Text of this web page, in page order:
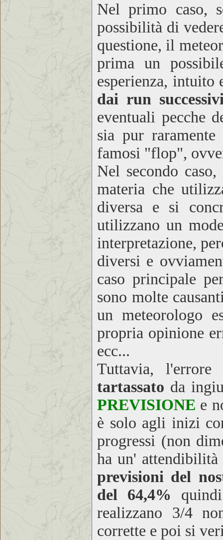
Nel primo caso,
possibilità di
questione, il
prima un
esperienza, intuito
dai run
eventuali pecche
sia pur
famosi "flop",
Nel secondo
materia che
diversa e si
utilizzano un
interpretazione,
diversi e
caso principale
sono molte
un meteorologo
propria opinione
ecc...
Tuttavia,
tartassato da
PREVISIONE e
è solo agli inizi
progressi (non
ha un' attendibilità
previsioni del
del 64,4%
realizzano 3/4
corrette e poi si